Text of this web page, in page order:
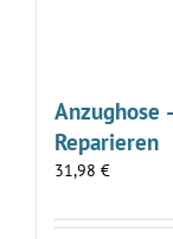
Anzughose
Reparieren
31,98 €